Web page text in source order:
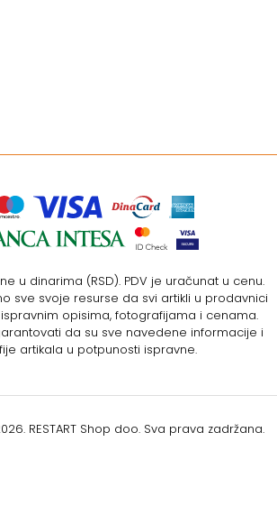
u dinarima (RSD). PDV je uračunat u cenu.
sve svoje resurse da svi artikli u prodavnici
opisima, fotografijama i cenama.
da su sve navedene informacije i
artikala u potpunosti ispravne.
RESTART Shop doo. Sva prava zadržana.